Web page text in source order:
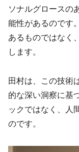
ソナルグロースの
能性があるのです
あるものではなく
します。
田村は、この技術
的な深い洞察に基
ックではなく、人
のです。